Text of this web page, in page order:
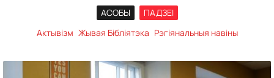
АСОБЫ
ПАДЗЕІ
Актывізм Жывая Бібліятэка Рэгіянальныя навіны